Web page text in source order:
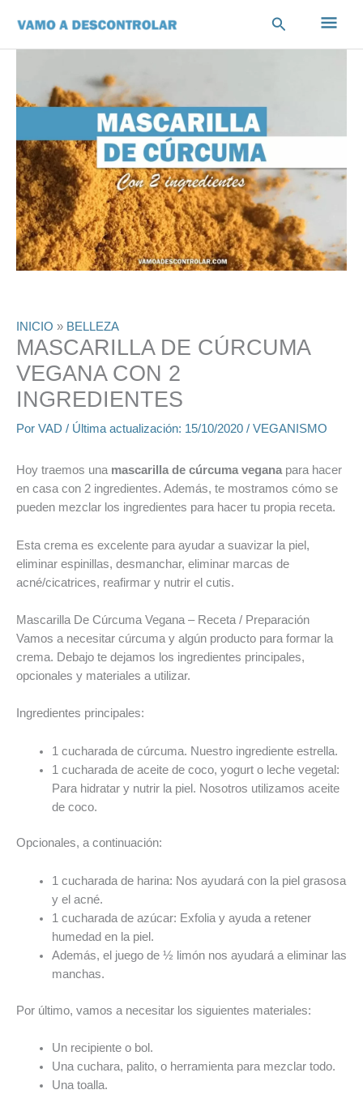
Buscar
INICIO » BELLEZA
MASCARILLA DE CÚRCUMA
VEGANA CON 2
INGREDIENTES
Por VAD / Última actualización: 15/10/2020 / VEGANISMO
Hoy traemos una mascarilla de cúrcuma veganapara hacer
en casa con 2 ingredientes. Además, te mostramos cómo se
pueden mezclar los ingredientes para hacer tu propia receta.
Esta crema es excelente para ayudar a suavizar la piel,
eliminar espinillas, desmanchar, eliminar marcas de
acné/cicatrices, reafirmar y nutrir el cutis.
Mascarilla De Cúrcuma Vegana – Receta / Preparación
Vamos a necesitar cúrcuma y algún producto para formar la
crema. Debajo te dejamos los ingredientes principales,
opcionales y materiales a utilizar.
Ingredientes principales:
1 cucharada de cúrcuma. Nuestro ingrediente estrella.
1 cucharada de aceite de coco, yogurt o leche vegetal:
Para hidratar y nutrir la piel. Nosotros utilizamos aceite
de coco.
Opcionales, a continuación:
1 cucharada de harina: Nos ayudará con la piel grasosa
y el acné.
1 cucharada de azúcar: Exfolia y ayuda a retener
humedad en la piel.
Además, el juego de ½ limón nos ayudará a eliminar las
manchas.
Por último, vamos a necesitar los siguientes materiales:
Un recipiente o bol.
Una cuchara, palito, o herramienta para mezclar todo.
Una toalla.